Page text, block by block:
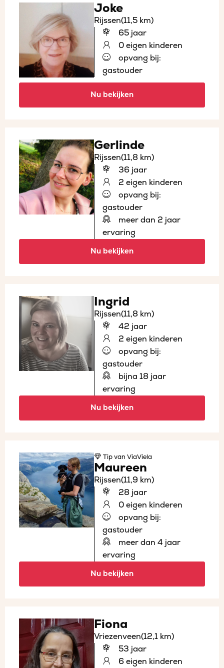
Joke
Rijssen(11,5 km)
65 jaar
0 eigen kinderen
opvang bij:
gastouder
Nu bekijken
Gerlinde
Rijssen(11,8 km)
36 jaar
2 eigen kinderen
opvang bij:
gastouder
meer dan 2 jaar
ervaring
Nu bekijken
Ingrid
Rijssen(11,8 km)
42 jaar
2 eigen kinderen
opvang bij:
gastouder
bijna 18 jaar
ervaring
Nu bekijken
Tipvan ViaViela
Maureen
Rijssen(11,9 km)
28 jaar
0 eigen kinderen
opvang bij:
gastouder
meer dan 4 jaar
ervaring
Nu bekijken
Fiona
Vriezenveen(12,1 km)
53 jaar
6 eigen kinderen